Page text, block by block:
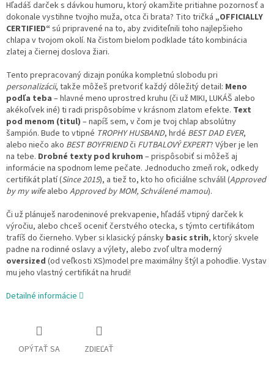
Hľadáš darček s dávkou humoru, ktorý okamžite pritiahne pozornosť a
dokonale vystihne tvojho muža, otca či brata? Tito tričká „OFFICIALLY
CERTIFIED“ sú pripravené na to, aby zviditeľnili toho najlepšieho
chlapa v tvojom okolí. Na čistom bielom podklade táto kombinácia
zlatej a čiernej doslova žiari.
Tento prepracovaný dizajn ponúka kompletnú slobodu pri
personalizácii, takže môžeš pretvoriť každý dôležitý detail: Meno
podľa teba – hlavné meno uprostred kruhu (či už MIKI, LUKÁŠ alebo
akékoľvek iné) ti radi prispôsobíme v krásnom zlatom efekte. Text
pod menom (titul) – napíš sem, v čom je tvoj chlap absolútny
šampión. Bude to vtipné TROPHY HUSBAND, hrdé BEST DAD EVER,
alebo niečo ako BEST BOYFRIENDči FUTBALOVÝ EXPERT? Výber je len
na tebe. Drobné texty pod kruhom – prispôsobiť si môžeš aj
informácie na spodnom leme pečate. Jednoducho zmeň rok, odkedy
certifikát platí (Since 2015), a tiež to, kto ho oficiálne schválil (Approved
by my wifealebo Approved by MOM, Schválené mamou).
Či už plánuješ narodeninové prekvapenie, hľadáš vtipný darček k
výročiu, alebo chceš oceniť čerstvého otecka, s týmto certifikátom
trafíš do čierneho. Vyber si klasický pánsky basic strih, ktorý skvele
padne na rodinné oslavy a výlety, alebo zvoľ ultra moderný
oversized (od veľkosti XS)model pre maximálny štýl a pohodlie. Vystav
mu jeho vlastný certifikát na hrudi!
Detailné informácie
OPÝTAŤ SA ZDIEĽAŤ